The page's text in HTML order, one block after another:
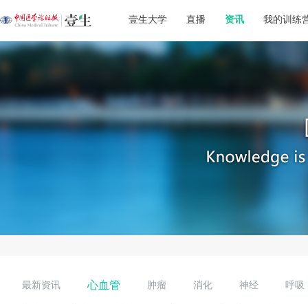
壹生大学 直播 资讯 我的训练
最新资讯 心血管 肿瘤 消化 神经 呼吸